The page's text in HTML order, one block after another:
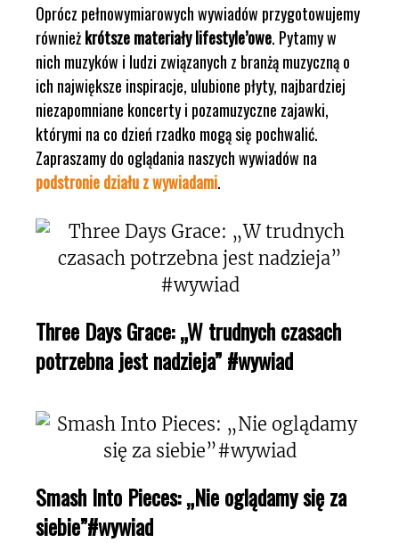
Oprócz pełnowymiarowych wywiadów przygotowujemy
równieżkrótsze materiały lifestyle’owe. Pytamy w
nich muzyków i ludzi związanych z branżą muzyczną o
ich największe inspiracje, ulubione płyty, najbardziej
niezapomniane koncerty i pozamuzyczne zajawki,
którymi na co dzień rzadko mogą się pochwalić.
Zapraszamy do oglądania naszych wywiadów na
podstronie działu z wywiadami.
Three Days Grace: „W trudnych czasach
potrzebna jest nadzieja” #wywiad
Smash Into Pieces: „Nie oglądamy się za
siebie”#wywiad